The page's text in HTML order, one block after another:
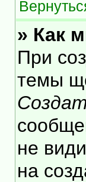
» Как
При
темы
не
на